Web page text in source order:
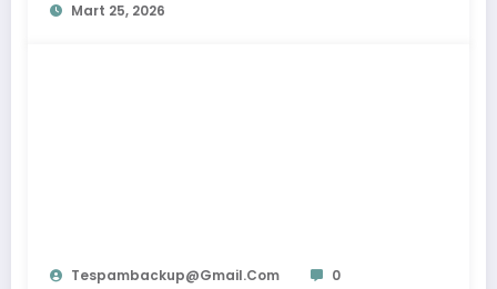
Mart 25, 2026
Tespambackup@gmail.com 0